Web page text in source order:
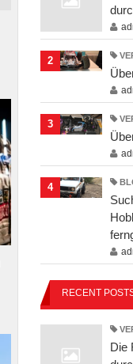
2
3
4
RECENT
Die